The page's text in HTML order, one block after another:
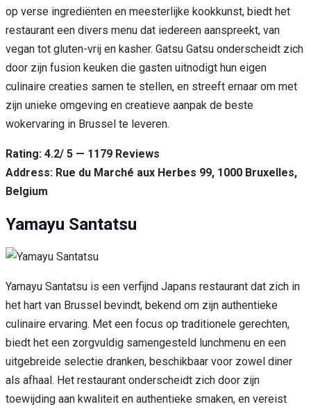
op verse ingrediënten en meesterlijke kookkunst, biedt het
restaurant een divers menu dat iedereen aanspreekt, van
vegan tot gluten-vrij en kasher. Gatsu Gatsu onderscheidt zich
door zijn fusion keuken die gasten uitnodigt hun eigen
culinaire creaties samen te stellen, en streeft ernaar om met
zijn unieke omgeving en creatieve aanpak de beste
wokervaring in Brussel te leveren.
Rating: 4.2/ 5 — 1179 Reviews
Address: Rue du Marché aux Herbes 99, 1000 Bruxelles,
Belgium
Yamayu Santatsu
Yamayu Santatsu is een verfijnd Japans restaurant dat zich in
het hart van Brussel bevindt, bekend om zijn authentieke
culinaire ervaring. Met een focus op traditionele gerechten,
biedt het een zorgvuldig samengesteld lunchmenu en een
uitgebreide selectie dranken, beschikbaar voor zowel diner
als afhaal. Het restaurant onderscheidt zich door zijn
toewijding aan kwaliteit en authentieke smaken, en vereist